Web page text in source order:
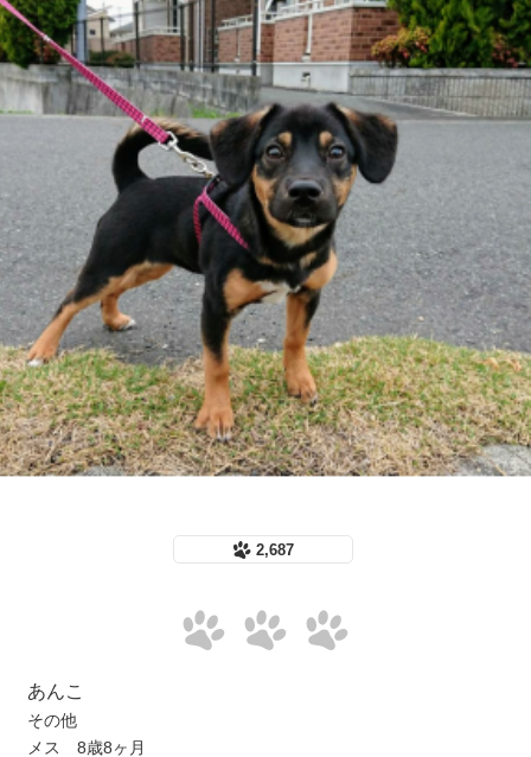
2,687
あんこ
その他
メス 8歳8ヶ月